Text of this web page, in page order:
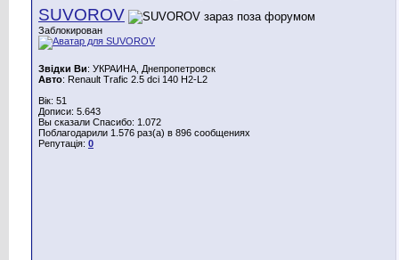
SUVOROV
Заблокирован
Звідки Ви: УКРАИНА, Днепропетровск
Авто: Renault Trafic 2.5 dci 140 H2-L2
Вік: 51
Дописи: 5.643
Вы сказали Спасибо: 1.072
Поблагодарили 1.576 раз(а) в 896 сообщениях
Репутація: 0